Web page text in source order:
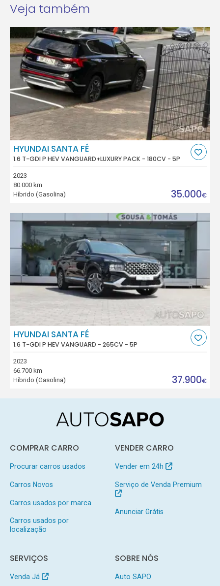
Veja também
HYUNDAI SANTA FÉ
1.6 T-GDI P HEV VANGUARD+LUXURY PACK - 180CV - 5P
2023
80.000 km
Híbrido (Gasolina)
35.000€
HYUNDAI SANTA FÉ
1.6 T-GDI P HEV VANGUARD - 265CV - 5P
2023
66.700 km
Híbrido (Gasolina)
37.900€
COMPRAR CARRO
Procurar carros usados
Carros Novos
Carros usados por marca
Carros usados por
localização
VENDER CARRO
Vender em 24h
Serviço de Venda Premium
Anunciar Grátis
SERVIÇOS
Venda Já
SOBRE NÓS
Auto SAPO